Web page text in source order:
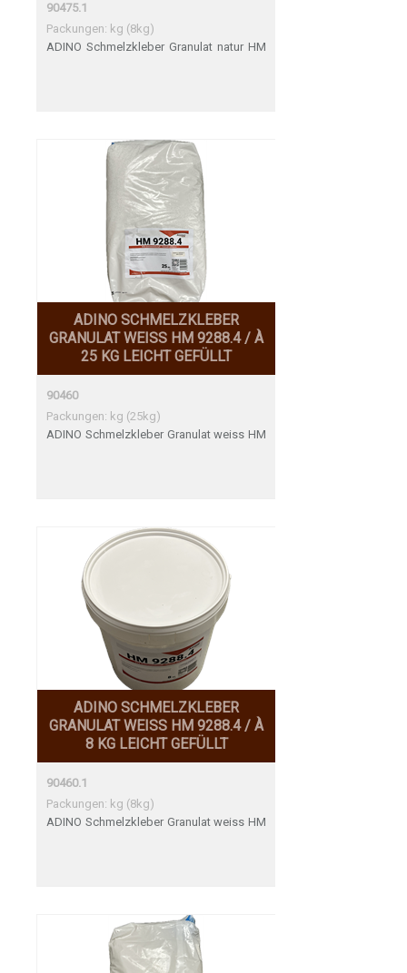
90475.1
Packungen: kg (8kg)
ADINO Schmelzkleber Granulat natur HM
ADINO SCHMELZKLEBER
GRANULAT WEISS HM 9288.4 / À
25 KG LEICHT GEFÜLLT
90460
Packungen: kg (25kg)
ADINO Schmelzkleber Granulat weiss HM
ADINO SCHMELZKLEBER
GRANULAT WEISS HM 9288.4 / À
8 KG LEICHT GEFÜLLT
90460.1
Packungen: kg (8kg)
ADINO Schmelzkleber Granulat weiss HM